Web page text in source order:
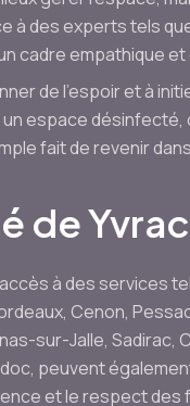
à des experts tels
cadre empathique
de l’espoir et à
espace
fait de revenir
de Yvrac
à des services
Cenon,
sur-Jalle, Sadirac,
peuvent
et le respect